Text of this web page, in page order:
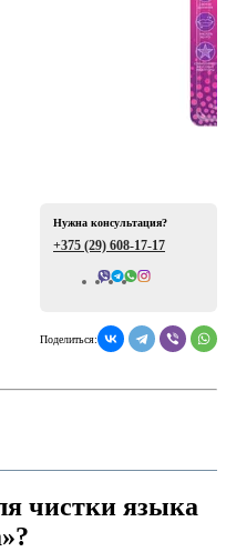
Нужна консультация?
+375 (29) 608-17-17
Поделиться:
чистки языка